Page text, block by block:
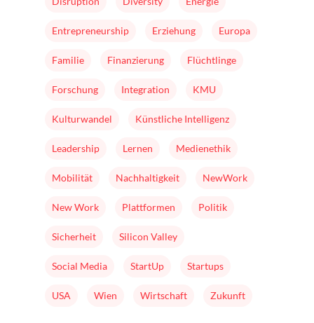
Entrepreneurship Erziehung Europa
Familie Finanzierung Flüchtlinge
Forschung Integration KMU
Kulturwandel Künstliche Intelligenz
Leadership Lernen Medienethik
Mobilität Nachhaltigkeit NewWork
New Work Plattformen Politik
Sicherheit Silicon Valley
Social Media StartUp Startups
USA Wien Wirtschaft Zukunft